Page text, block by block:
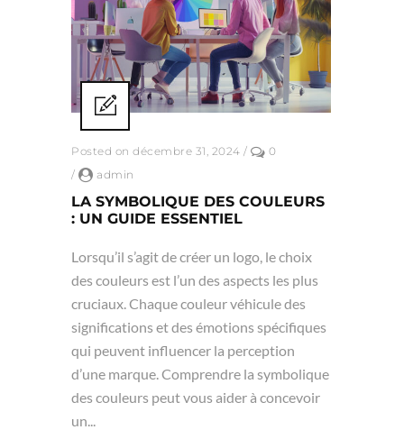
Posted on décembre 31, 2024 /
0
/
admin
LA SYMBOLIQUE DES COULEURS
: UN GUIDE ESSENTIEL
Lorsqu’il s’agit de créer un logo, le choix
des couleurs est l’un des aspects les plus
cruciaux. Chaque couleur véhicule des
significations et des émotions spécifiques
qui peuvent influencer la perception
d’une marque. Comprendre la symbolique
des couleurs peut vous aider à concevoir
un...